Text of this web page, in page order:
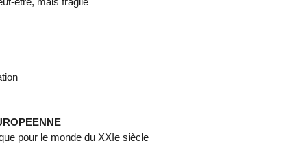
pour le monde du XXIe siècle